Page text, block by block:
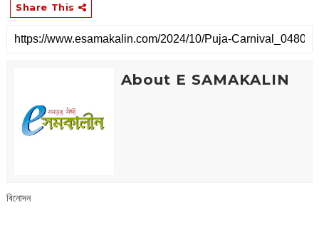
Share This
About E SAMAKALIN
বিনোদন